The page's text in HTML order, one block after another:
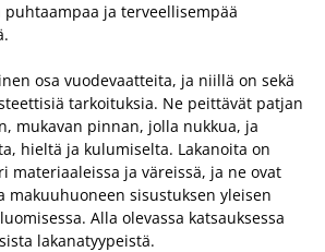
ja terveellisempää
osa vuodevaatteita, ja niillä on sekä
tarkoituksia. Ne peittävät patjan
mukavan pinnan, jolla nukkua, ja
hieltä ja kulumiselta. Lakanoita on
materiaaleissa ja väreissä, ja ne ovat
makuuhuoneen sisustuksen yleisen
Alla olevassa katsauksessa
lakanatyypeistä.